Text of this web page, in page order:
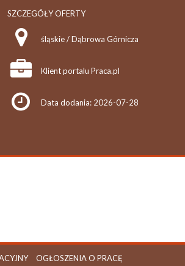
SZCZEGÓŁY OFERTY
śląskie / Dąbrowa Górnicza
Klient portalu Praca.pl
Data dodania: 2026-07-28
OGŁOSZENIA O PRACĘ